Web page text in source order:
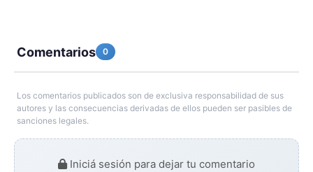
Comentarios 0
Los comentarios publicados son de exclusiva responsabilidad de sus
autores y las consecuencias derivadas de ellos pueden ser pasibles de
sanciones legales.
Iniciá sesión para dejar tu comentario